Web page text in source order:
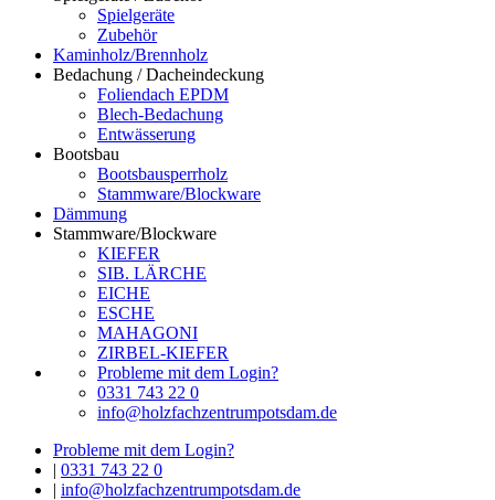
Spielgeräte
Zubehör
Kaminholz/Brennholz
Bedachung / Dacheindeckung
Foliendach EPDM
Blech-Bedachung
Entwässerung
Bootsbau
Bootsbausperrholz
Stammware/Blockware
Dämmung
Stammware/Blockware
KIEFER
SIB. LÄRCHE
EICHE
ESCHE
MAHAGONI
ZIRBEL-KIEFER
Probleme mit dem Login?
0331 743 22 0
info@holzfachzentrumpotsdam.de
Probleme mit dem Login?
| 0331 743 22 0
| info@holzfachzentrumpotsdam.de